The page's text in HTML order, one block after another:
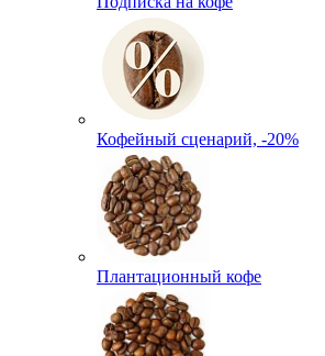
Кофейный сценарий, -20%
Плантационный кофе